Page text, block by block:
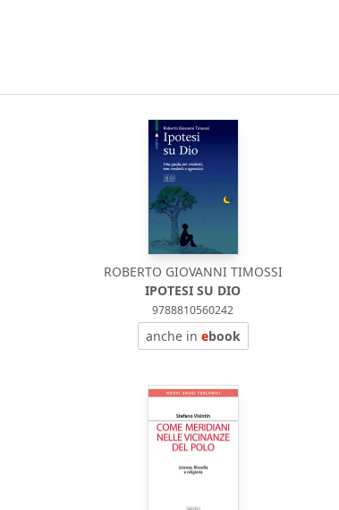
ROBERTO GIOVANNI TIMOSSI
IPOTESI SU DIO
9788810560242
anche in ebook